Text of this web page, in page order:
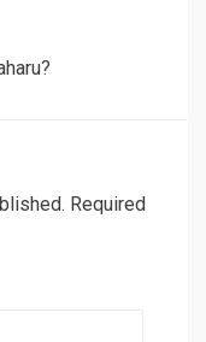
Required